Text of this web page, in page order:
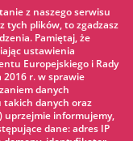
z naszego serwisu
tych plików, to zgadzasz
Pamiętaj, że
ustawienia
Europejskiego i Rady
r. w sprawie
danych
takich danych oraz
uprzejmie informujemy,
dane: adres IP